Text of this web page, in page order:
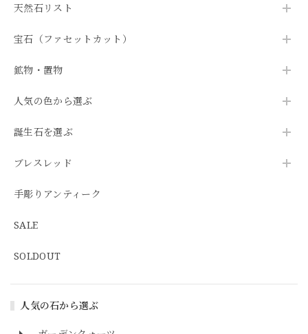
天然石リスト
宝石（ファセットカット）
鉱物・置物
人気の色から選ぶ
誕生石を選ぶ
ブレスレッド
手彫りアンティーク
SALE
SOLDOUT
人気の石から選ぶ